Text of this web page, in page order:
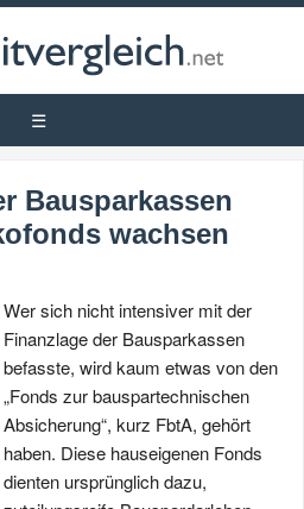
Bausparkassen
wachsen
Wer sich nicht intensiver mit der
Finanzlage der Bausparkassen
befasste, wird kaum etwas von den
„Fonds zur bauspartechnischen
Absicherung“, kurz FbtA, gehört
haben. Diese hauseigenen Fonds
dienten ursprünglich dazu,